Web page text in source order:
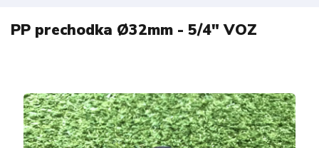
PP prechodka Ø32mm - 5/4" VOZ